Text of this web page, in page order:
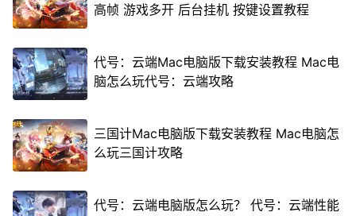
高帧 游戏多开 后台挂机 按键设置教程
代号：云端Mac电脑版下载安装教程 Mac电
脑怎么玩代号：云端攻略
三国计Mac电脑版下载安装教程 Mac电脑怎
么玩三国计攻略
代号：云端电脑版怎么玩？ 代号：云端性能